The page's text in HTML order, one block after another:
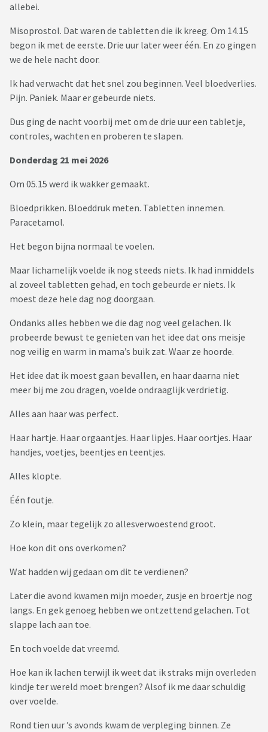
allebei.
Misoprostol. Dat waren de tabletten die ik kreeg. Om 14.15
begon ik met de eerste. Drie uur later weer één. En zo gingen
we de hele nacht door.
Ik had verwacht dat het snel zou beginnen. Veel bloedverlies.
Pijn. Paniek. Maar er gebeurde niets.
Dus ging de nacht voorbij met om de drie uur een tabletje,
controles, wachten en proberen te slapen.
Donderdag 21 mei 2026
Om 05.15 werd ik wakker gemaakt.
Bloedprikken. Bloeddruk meten. Tabletten innemen.
Paracetamol.
Het begon bijna normaal te voelen.
Maar lichamelijk voelde ik nog steeds niets. Ik had inmiddels
al zoveel tabletten gehad, en toch gebeurde er niets. Ik
moest deze hele dag nog doorgaan.
Ondanks alles hebben we die dag nog veel gelachen. Ik
probeerde bewust te genieten van het idee dat ons meisje
nog veilig en warm in mama’s buik zat. Waar ze hoorde.
Het idee dat ik moest gaan bevallen, en haar daarna niet
meer bij me zou dragen, voelde ondraaglijk verdrietig.
Alles aan haar was perfect.
Haar hartje. Haar orgaantjes. Haar lipjes. Haar oortjes. Haar
handjes, voetjes, beentjes en teentjes.
Alles klopte.
Één foutje.
Zo klein, maar tegelijk zo allesverwoestend groot.
Hoe kon dit ons overkomen?
Wat hadden wij gedaan om dit te verdienen?
Later die avond kwamen mijn moeder, zusje en broertje nog
langs. En gek genoeg hebben we ontzettend gelachen. Tot
slappe lach aan toe.
En toch voelde dat vreemd.
Hoe kan ik lachen terwijl ik weet dat ik straks mijn overleden
kindje ter wereld moet brengen? Alsof ik me daar schuldig
over voelde.
Rond tien uur ’s avonds kwam de verpleging binnen. Ze